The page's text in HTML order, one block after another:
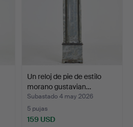
Un reloj de pie de estilo
morano gustavian…
Subastado 4 may 2026
5 pujas
159 USD